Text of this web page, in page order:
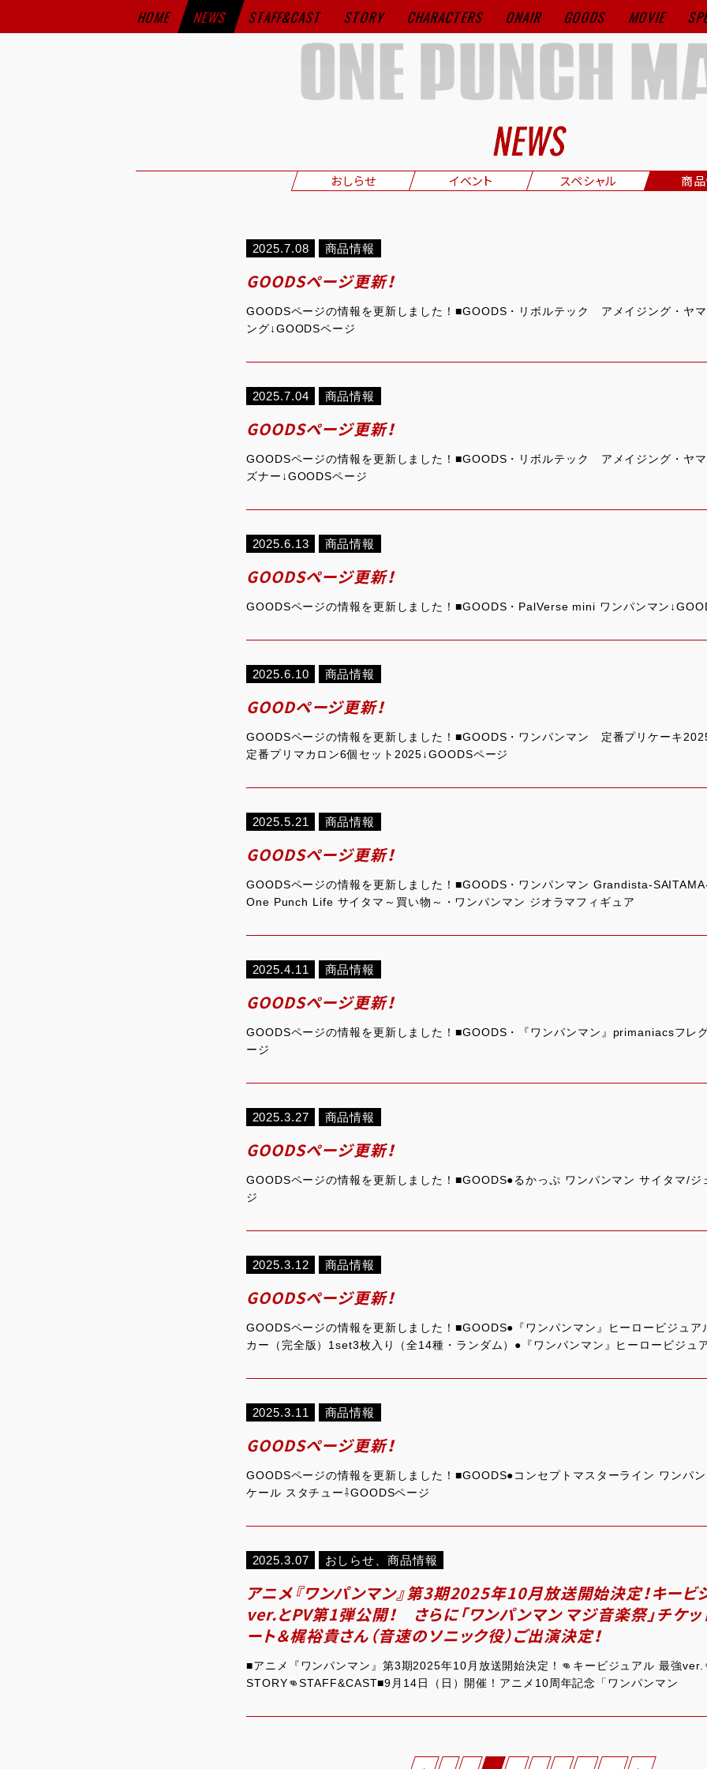
HOME NEWS STAFF&CAST STORY CHARACTERS ONAIR GOODS MOVIE
おしらせ イベント スペシャル 商
2025.7.08 商品情報
GOODSページ更新！
GOODSページの情報を更新しました！■GOODS・リボルテック アメイジング・ヤ
ング↓GOODSページ
2025.7.04 商品情報
GOODSページ更新！
GOODSページの情報を更新しました！■GOODS・リボルテック アメイジング・ヤ
ズナー↓GOODSページ
2025.6.13 商品情報
GOODSページ更新！
GOODSページの情報を更新しました！■GOODS・PalVerse mini ワンパンマン
2025.6.10 商品情報
GOODページ更新！
GOODSページの情報を更新しました！■GOODS・ワンパンマン 定番プリケーキ
定番プリマカロン6個セット2025↓GOODSページ
2025.5.21 商品情報
GOODSページ更新！
GOODSページの情報を更新しました！■GOODS・ワンパンマン Grandista-
One Punch Life サイタマ～買い物～・ワンパンマン ジオラマフィギュア
2025.4.11 商品情報
GOODSページ更新！
GOODSページの情報を更新しました！■GOODS・『ワンパンマン』primaniacsフレ
ージ
2025.3.27 商品情報
GOODSページ更新！
GOODSページの情報を更新しました！■GOODS●るかっぷ ワンパンマン サイタマ/ジ
ジ
2025.3.12 商品情報
GOODSページ更新！
GOODSページの情報を更新しました！■GOODS●『ワンパンマン』ヒーロービジュア
カー（完全版）1set3枚入り（全14種・ランダム）●『ワンパンマン』ヒーロービジュ
2025.3.11 商品情報
GOODSページ更新！
GOODSページの情報を更新しました！■GOODS●コンセプトマスターライン ワンパ
ケール スタチュー⇩GOODSページ
2025.3.07 おしらせ 、商品情報
アニメ『ワンパンマン』第3期2025年10月放送開始決定！キービ
ver.とPV第1弾公開！ さらに「ワンパンマン マジ音楽祭」チケ
ート＆梶裕貴さん（音速のソニック役）ご出演決定！
■アニメ『ワンパンマン』第3期2025年10月放送開始決定！👊キービジュアル 最強
STORY👊STAFF&CAST■9月14日（日）開催！アニメ10周年記念「ワンパンマン